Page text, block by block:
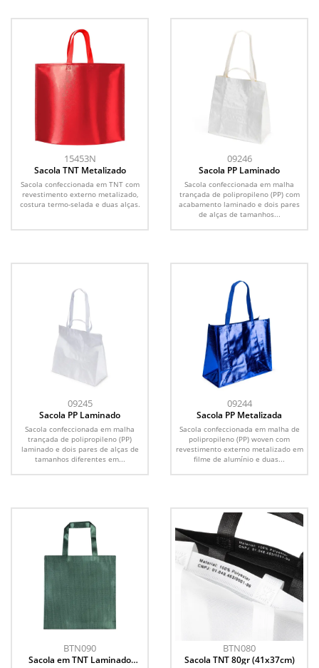
15453N
Sacola TNT Metalizado
Sacola confeccionada em TNT com
revestimento externo metalizado,
costura termo-selada e duas alças.
09246
Sacola PP Laminado
Sacola confeccionada em malha
trançada de polipropileno (PP) com
acabamento laminado e dois pares
de alças de tamanhos...
09245
Sacola PP Laminado
Sacola confeccionada em malha
trançada de polipropileno (PP)
laminado e dois pares de alças de
tamanhos diferentes em...
09244
Sacola PP Metalizada
Sacola confeccionada em malha de
polipropileno (PP) woven com
revestimento externo metalizado em
filme de alumínio e duas...
BTN090
Sacola em TNT Laminado
BTN080
Sacola TNT 80gr (41x37cm)